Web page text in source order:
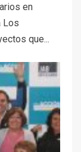
en
Los
que...